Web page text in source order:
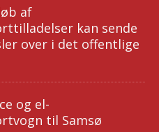
af
kan sende
over i det offentlige
og el-
til Samsø